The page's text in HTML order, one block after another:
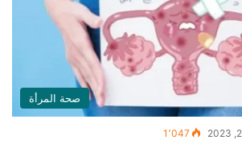
صحة المرأة
1٬047